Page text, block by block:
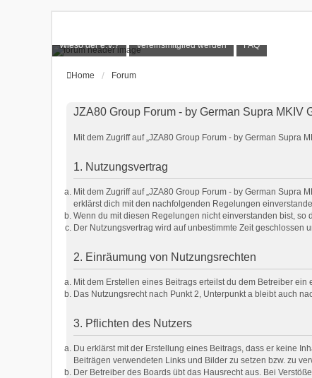
Wieso der e.V.?
Vereinsmitglied werden FAQ
Home Forum
JZA80 Group Forum - by German Supra MKIV
Mit dem Zugriff auf „JZA80 Group Forum - by German Supra
1. Nutzungsvertrag
Mit dem Zugriff auf „JZA80 Group Forum - by German Supra
erklärst dich mit den nachfolgenden Regelungen
Wenn du mit diesen Regelungen nicht einverstanden bist,
Der Nutzungsvertrag wird auf unbestimmte Zeit
2. Einräumung von Nutzungsrechten
Mit dem Erstellen eines Beitrags erteilst du dem Betreiber
Das Nutzungsrecht nach Punkt 2, Unterpunkt a bleibt auch
3. Pflichten des Nutzers
Du erklärst mit der Erstellung eines Beitrags, dass er keine
Beiträgen verwendeten Links und Bilder zu setzen bzw. zu
Der Betreiber des Boards übt das Hausrecht aus. Bei